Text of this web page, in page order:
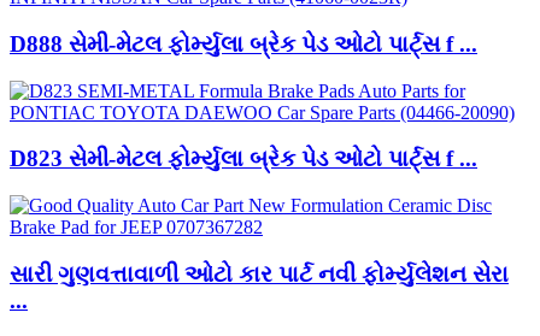
D888 સેમી-મેટલ ફોર્મ્યુલા બ્રેક પેડ ઓટો પાર્ટ્સ f ...
D823 સેમી-મેટલ ફોર્મ્યુલા બ્રેક પેડ ઓટો પાર્ટ્સ f ...
સારી ગુણવત્તાવાળી ઓટો કાર પાર્ટ નવી ફોર્મ્યુલેશન સેરા
...